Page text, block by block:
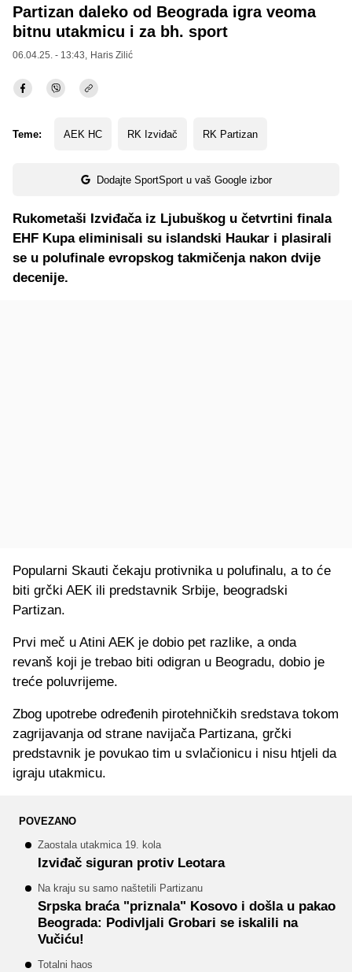
Partizan daleko od Beograda igra veoma
bitnu utakmicu i za bh. sport
06.04.25. - 13:43, Haris Zilić
Teme: AEK HC RK Izviđač RK Partizan
Dodajte SportSport u vaš Google izbor
Rukometaši Izviđača iz Ljubuškog u četvrtini finala
EHF Kupa eliminisali su islandski Haukar i plasirali
se u polufinale evropskog takmičenja nakon dvije
decenije.
Popularni Skauti čekaju protivnika u polufinalu, a to će
biti grčki AEK ili predstavnik Srbije, beogradski
Partizan.
Prvi meč u Atini AEK je dobio pet razlike, a onda
revanš koji je trebao biti odigran u Beogradu, dobio je
treće poluvrijeme.
Zbog upotrebe određenih pirotehničkih sredstava tokom
zagrijavanja od strane navijača Partizana, grčki
predstavnik je povukao tim u svlačionicu i nisu htjeli da
igraju utakmicu.
POVEZANO
Zaostala utakmica 19. kola
Izviđač siguran protiv Leotara
Na kraju su samo naštetili Partizanu
Srpska braća "priznala" Kosovo i došla u pakao
Beograda: Podivljali Grobari se iskalili na
Vučiću!
Totalni haos